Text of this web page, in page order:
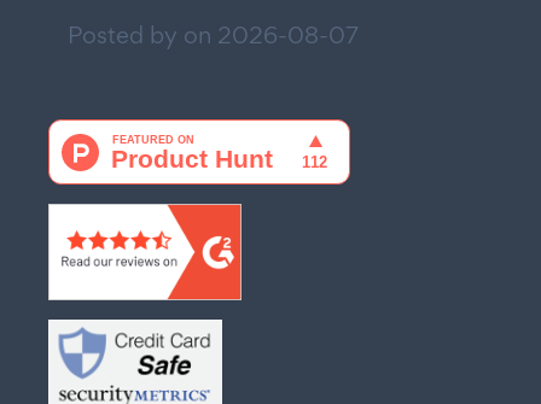
Posted by on 2026-08-07